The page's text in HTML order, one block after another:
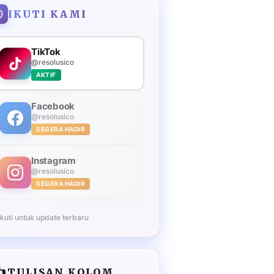
IKUTI KAMI
TikTok
@resolusico
AKTIF
Facebook
@resolusico
SEGERA HADIR
Instagram
@resolusico
SEGERA HADIR
untuk update terbaru